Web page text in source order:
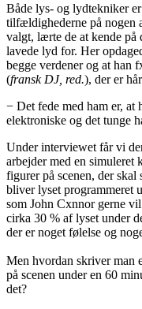
Både lys- og lydtekniker
tilfældighederne på nogen
valgt, lærte de at kende på
lavede lyd for. Her
begge verdener og at han
(fransk DJ, red.), der er
− Det fede med ham er, at
elektroniske og det tunge
Under interviewet får vi
arbejder med en simuleret
figurer på scenen, der
bliver lyset programmeret
som John Cxnnor gerne
cirka 30 % af lyset under
der er noget følelse og
Men hvordan skriver man
på scenen under en 60
det?